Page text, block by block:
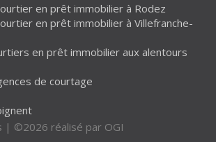
en prêt immobilier à Rodez
en prêt immobilier à Villefranche-
en prêt immobilier aux alentours
de courtage
| ©2026 réalisé par OGI